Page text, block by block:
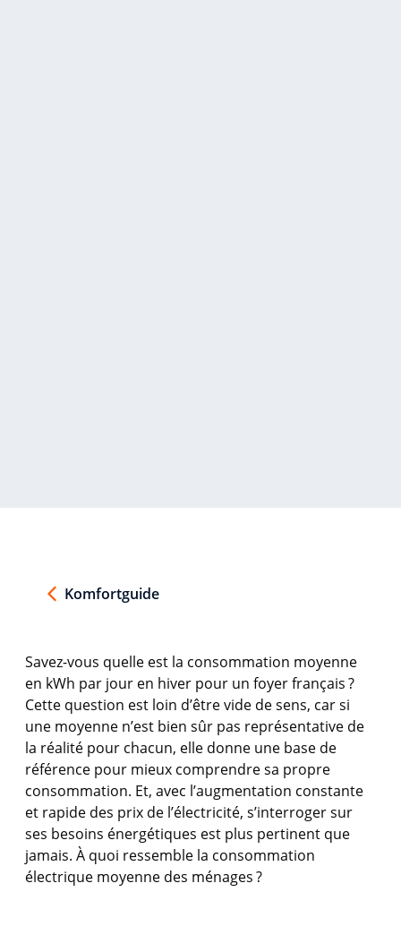
Komfortguide
Savez-vous quelle est la consommation moyenne
en kWh par jour en hiver pour un foyerfrançais ?
Cette question est loin d’être vide desens, carsi
une moyenne n’est bien sûr pas représentative de
la réalité pour chacun, elle donne une base de
référence pour mieux comprendresa propre
consommation. Et, avec l’augmentation constante
et rapide des prix de l’électricité, s’interrogersur
ses besoins énergétiques est plus pertinent que
jamais. À quoi ressemble la consommation
électrique moyenne des ménages ?